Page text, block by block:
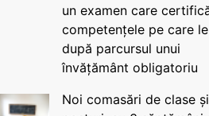
un examen care
competențele pe care
după parcursul unui
învățământ obligatoriu
Noi comasări de clase și